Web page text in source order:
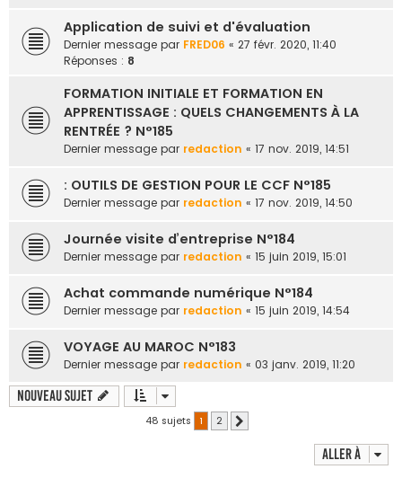
Application de suivi et d'évaluation
Dernier message par FRED06 « 27 févr. 2020, 11:40
Réponses : 8
FORMATION INITIALE ET FORMATION EN
APPRENTISSAGE : QUELS CHANGEMENTS À LA
RENTRÉE ? N°185
Dernier message par redaction « 17 nov. 2019, 14:51
: OUTILS DE GESTION POUR LE CCF N°185
Dernier message par redaction « 17 nov. 2019, 14:50
Journée visite d’entreprise N°184
Dernier message par redaction « 15 juin 2019, 15:01
Achat commande numérique N°184
Dernier message par redaction « 15 juin 2019, 14:54
VOYAGE AU MAROC N°183
Dernier message par redaction « 03 janv. 2019, 11:20
Nouveau sujet
48 sujets 1 2
Aller à